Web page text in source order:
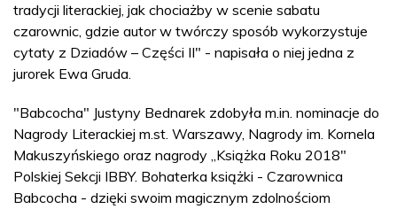
tradycji literackiej, jak chociażby w scenie sabatu
czarownic, gdzie autor w twórczy sposób wykorzystuje
cytaty z Dziadów – Części II" - napisała o niej jedna z
jurorek Ewa Gruda.
"Babcocha" Justyny Bednarek zdobyła m.in. nominacje do
Nagrody Literackiej m.st. Warszawy, Nagrody im. Kornela
Makuszyńskiego oraz nagrody „Książka Roku 2018"
Polskiej Sekcji IBBY. Bohaterka książki - Czarownica
Babcocha - dzięki swoim magicznym zdolnościom